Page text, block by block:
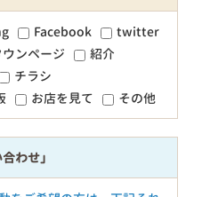
Facebook
twitter
ウンページ
紹介
チラシ
お店を見て その他
わせ」